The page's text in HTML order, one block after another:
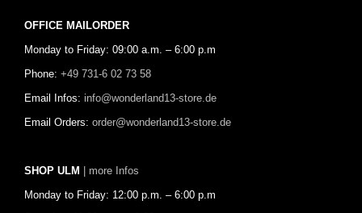
OFFICE MAILORDER
Monday to Friday: 09:00 a.m. – 6:00 p.m
Phone: +49 731-6 02 73 58
Email Infos: info@wonderland13-store.de
Email Orders: order@wonderland13-store.de
SHOP ULM | more Infos
Monday to Friday: 12:00 p.m. – 6:00 p.m